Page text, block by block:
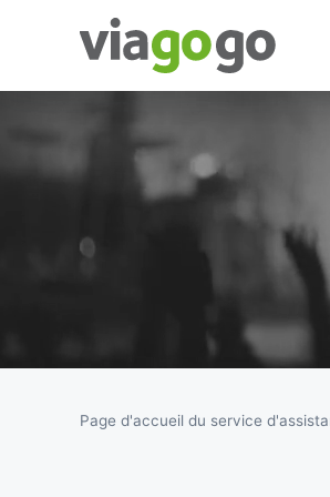
Billets -
Billet pour
concerts,
sportifs
théâtre |
Page d'accueil du service